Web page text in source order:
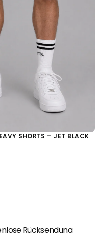
SHORTS – JET BLACK
Rücksendung